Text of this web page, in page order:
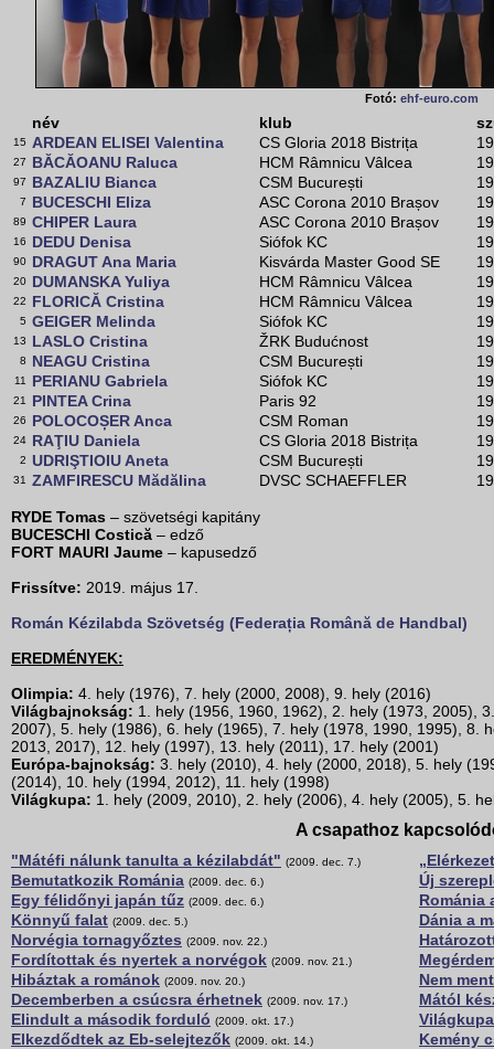
Fotó: ehf-euro.com
név klub
15 ARDEAN ELISEI Valentina CS Gloria 2018 Bistrița
27 BĂCĂOANU Raluca HCM Râmnicu Vâlcea
97 BAZALIU Bianca CSM București
7 BUCESCHI Eliza ASC Corona 2010 Brașov
89 CHIPER Laura ASC Corona 2010 Brașov
16 DEDU Denisa Siófok KC
90 DRAGUT Ana Maria Kisvárda Master Good SE
20 DUMANSKA Yuliya HCM Râmnicu Vâlcea
22 FLORICĂ Cristina HCM Râmnicu Vâlcea
5 GEIGER Melinda Siófok KC
13 LASLO Cristina ŽRK Budućnost
8 NEAGU Cristina CSM București
11 PERIANU Gabriela Siófok KC
21 PINTEA Crina Paris 92
26 POLOCOȘER Anca CSM Roman
24 RAŢIU Daniela CS Gloria 2018 Bistrița
2 UDRIŞTIOIU Aneta CSM București
31 ZAMFIRESCU Mădălina DVSC SCHAEFFLER
RYDE Tomas – szövetségi kapitány
BUCESCHI Costică – edző
FORT MAURI Jaume – kapusedző
Frissítve: 2019. május 17.
Román Kézilabda Szövetség (Federația Română de Handbal)
EREDMÉNYEK:
Olimpia: 4. hely (1976), 7. hely (2000, 2008), 9. hely (2016)
Világbajnokság: 1. hely (1956, 1960, 1962), 2. hely (1973, 2005),
2007), 5. hely (1986), 6. hely (1965), 7. hely (1978, 1990, 1995), 8.
2013, 2017), 12. hely (1997), 13. hely (2011), 17. hely (2001)
Európa-bajnokság: 3. hely (2010), 4. hely (2000, 2018), 5. hely
(2014), 10. hely (1994, 2012), 11. hely (1998)
Világkupa: 1. hely (2009, 2010), 2. hely (2006), 4. hely (2005), 5.
A csapathoz
"Mátéfi nálunk tanulta a kézilabdát" (2009. dec. 7.)
Bemutatkozik Románia (2009. dec. 6.)
Egy félidőnyi japán tűz (2009. dec. 6.)
Könnyű falat (2009. dec. 5.)
Norvégia tornagyőztes (2009. nov. 22.)
Fordítottak és nyertek a norvégok (2009. nov. 21.)
Hibáztak a románok (2009. nov. 20.)
Decemberben a csúcsra érhetnek (2009. nov. 17.)
Elindult a második forduló (2009. okt. 17.)
Elkezdődtek az Eb-selejtezők (2009. okt. 14.)
Új
Románia
Dánia a
Nem
Mától
Kemény